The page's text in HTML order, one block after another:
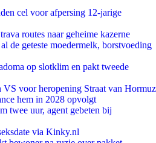
cel voor afpersing 12-jarige
routes naar geheime kazerne
de geteste moedermelk, borstvoeding
op slotklim en pakt tweede
VS voor heropening Straat van Hormuz
hem in 2028 opvolgt
twee uur, agent gebeten bij
via Kinky.nl